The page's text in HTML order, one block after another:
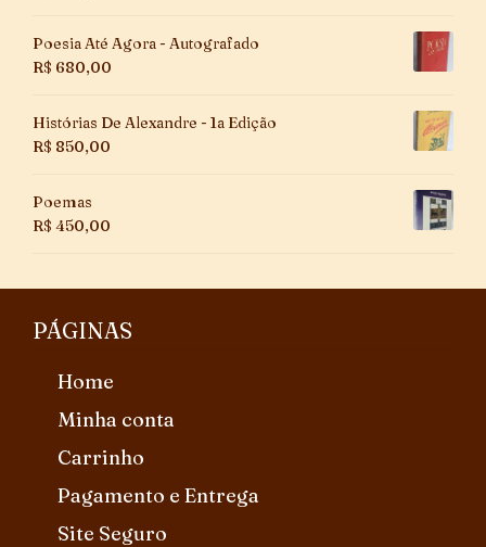
Poesia Até Agora - Autografado
R$ 680,00
Histórias De Alexandre - 1a Edição
R$ 850,00
Poemas
R$ 450,00
PÁGINAS
Home
Minha conta
Carrinho
Pagamento e Entrega
Site Seguro